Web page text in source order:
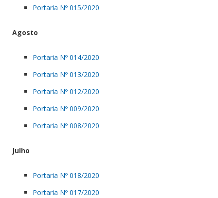
Portaria Nº 015/2020
Agosto
Portaria Nº 014/2020
Portaria Nº 013/2020
Portaria Nº 012/2020
Portaria Nº 009/2020
Portaria Nº 008/2020
Julho
Portaria Nº 018/2020
Portaria Nº 017/2020